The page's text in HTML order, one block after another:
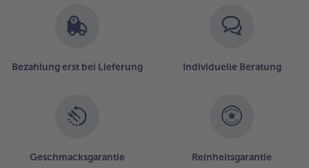
Bezahlung erst bei Lieferung Individuelle Beratung
Geschmacksgarantie Reinheitsgarantie